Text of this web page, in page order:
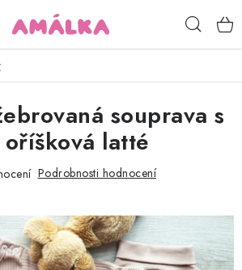
OBLEČENÍ
NÁKRČNÍKY
DEKY, DOPLŇKY
souprava s
latté
Podrobnosti hodnocení